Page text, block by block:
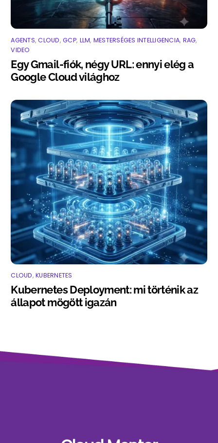
AGENTS,CLOUD,GCP, LLM, MESTERSÉGES INTELLIGENCIA, RAG,
VIDEO
Egy Gmail-fiók, négy URL: ennyi elég a
Google Cloud világhoz
CLOUD,KUBERNETES
Kubernetes Deployment: mi történik az
állapot mögött igazán